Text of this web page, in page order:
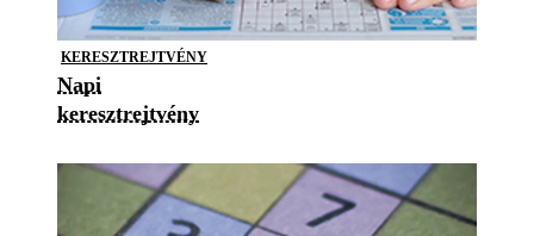
KERESZTREJTVÉNY
Napi
keresztrejtvény